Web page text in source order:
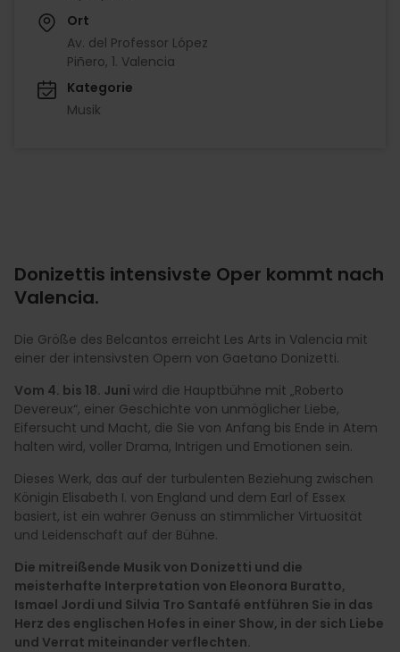
Ort
Av. del Professor López
Piñero, 1. Valencia
Kategorie
Musik
Donizettis intensivste Oper kommt nach
Valencia.
Die Größe des Belcantos erreicht Les Arts in Valencia mit
einer der intensivsten Opern von Gaetano Donizetti.
Vom 4. bis 18. Juni wird die Hauptbühne mit „Roberto
Devereux“, einer Geschichte von unmöglicher Liebe,
Eifersucht und Macht, die Sie von Anfang bis Ende in Atem
halten wird, voller Drama, Intrigen und Emotionen sein.
Dieses Werk, das auf der turbulenten Beziehung zwischen
Königin Elisabeth I. von England und dem Earl of Essex
basiert, ist ein wahrer Genuss an stimmlicher Virtuosität
und Leidenschaft auf der Bühne.
Die mitreißende Musik von Donizetti und die
meisterhafte Interpretation von Eleonora Buratto,
Ismael Jordi und Silvia Tro Santafé entführen Sie in das
Herz des englischen Hofes in einer Show, in der sich Liebe
und Verrat miteinander verflechten.